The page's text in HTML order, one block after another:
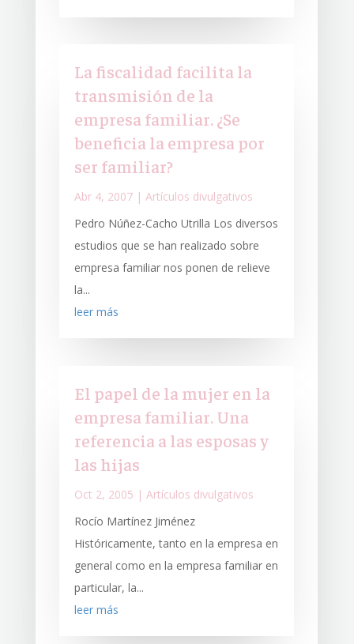
La fiscalidad facilita la
transmisión de la
empresa familiar. ¿Se
beneficia la empresa por
ser familiar?
Abr 4, 2007| Artículos divulgativos
Pedro Núñez-Cacho Utrilla Los diversos
estudios que se han realizado sobre
empresa familiar nos ponen de relieve
la...
leer más
El papel de la mujer en la
empresa familiar. Una
referencia a las esposas y
las hijas
Oct 2, 2005 | Artículos divulgativos
Rocío Martínez Jiménez
Históricamente, tanto en la empresa en
general como en la empresa familiar en
particular, la...
leer más